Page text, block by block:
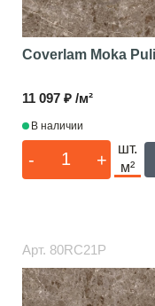
Coverlam Moka
11 097 ₽ /м²
В наличии
- +
шт.
м²
Арт. 80RC21P